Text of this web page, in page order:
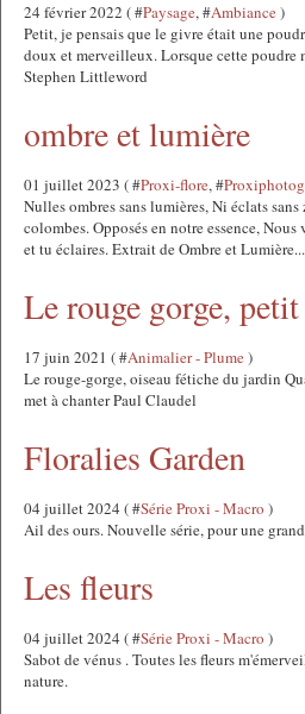
24 février 2022 ( #Paysage, #Ambiance)
Petit, je pensais que le givre était une
doux et merveilleux. Lorsque cette poudre
Stephen Littleword
ombre et lumière
01 juillet 2023 ( #Proxi-flore, #
Nulles ombres sans lumières, Ni éclats
colombes. Opposés en notre essence,
et tu éclaires. Extrait de Ombre et Lumière...
Le rouge gorge,
17 juin 2021 ( #Animalier - Plume)
Le rouge-gorge, oiseau fétiche du jardin
met à chanter Paul Claudel
Floralies Garden
04 juillet 2024 ( #Série Proxi - Macro )
Ail des ours. Nouvelle série, pour une
Les fleurs
04 juillet 2024 ( #Série Proxi - Macro )
Sabot de vénus . Toutes les fleurs
nature.